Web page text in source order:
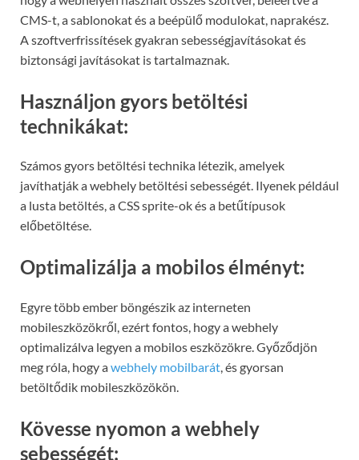
CMS-t, a sablonokat és a beépülő modulokat, naprakész.
A szoftverfrissítések gyakran sebességjavításokat és
biztonsági javításokat is tartalmaznak.
Használjon gyors betöltési
technikákat:
Számos gyors betöltési technika létezik, amelyek
javíthatják a webhely betöltési sebességét. Ilyenek például
a lusta betöltés, a CSS sprite-ok és a betűtípusok
előbetöltése.
Optimalizálja a mobilos élményt:
Egyre több ember böngészik az interneten
mobileszközökről, ezért fontos, hogy a webhely
optimalizálva legyen a mobilos eszközökre. Győződjön
meg róla, hogy awebhely mobilbarát, és gyorsan
betöltődik mobileszközökön.
Kövesse nyomon a webhely
sebességét: